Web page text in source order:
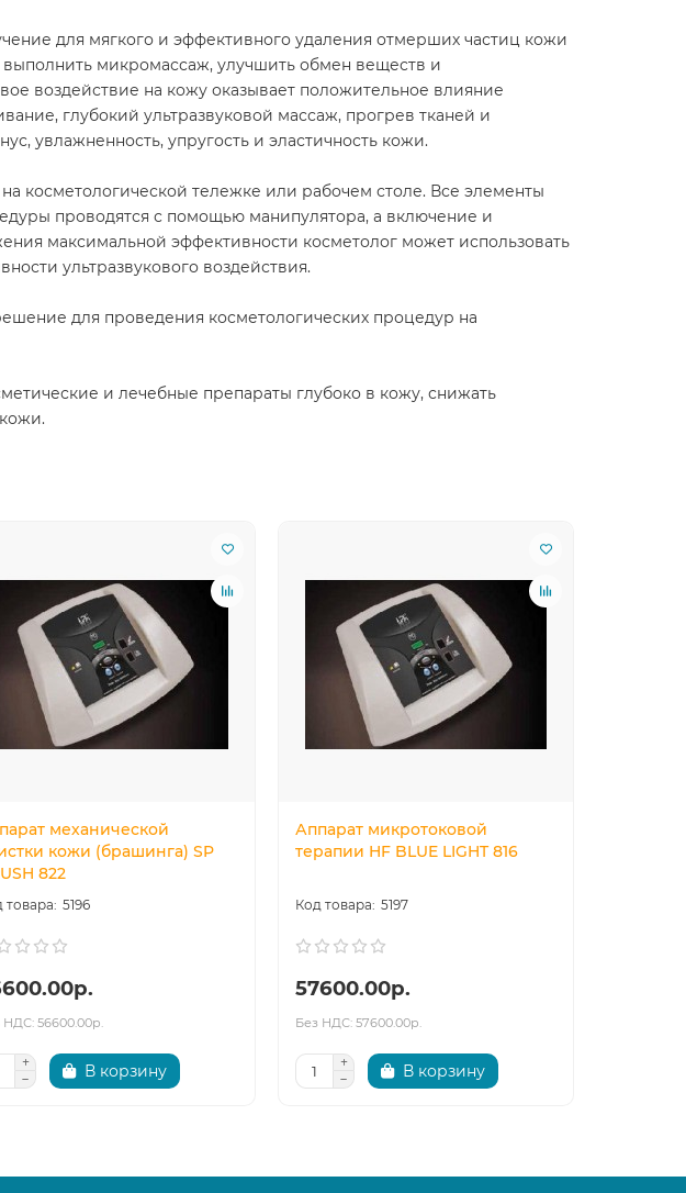
для мягкого и эффективного удаления отмерших частиц кожи
микромассаж, улучшить обмен веществ и
воздействие на кожу оказывает положительное влияние
глубокий ультразвуковой массаж, прогрев тканей и
увлажненность, упругость и эластичность кожи.
косметологической тележке или рабочем столе. Все элементы
проводятся с помощью манипулятора, а включение и
максимальной эффективности косметолог может использовать
ультразвукового воздействия.
для проведения косметологических процедур на
и лечебные препараты глубоко в кожу, снижать
механической
кожи (брашинга) SP
822
5196
НДС: 56600.00р.
В корзину
Аппарат микротоковой
терапии HF BLUE LIGHT 816
5197
57600.00р.
Без НДС: 57600.00р.
В корзину